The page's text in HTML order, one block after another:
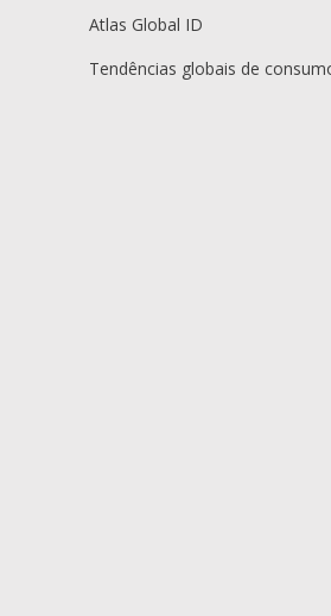
Atlas Global ID
Tendências globais de